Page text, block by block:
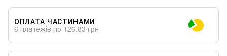
ОПЛАТА ЧАСТИНАМИ
6 платежів по 126.83 грн